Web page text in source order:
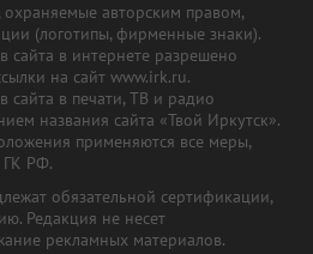
авторским правом,
(логотипы, фирменные знаки).
сайта в интернете разрешено
на сайт www.irk.ru.
сайта в печати, ТВ и радио
названия сайта «Твой Иркутск».
применяются все меры,
ГК РФ.
обязательной сертификации,
Редакция не несет
рекламных материалов.